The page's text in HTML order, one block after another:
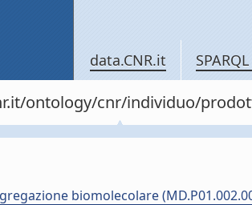
data.CNR.it
ontology/cnr/individuo/
biomolecolare